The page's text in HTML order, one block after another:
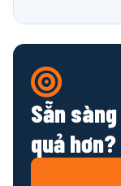
Sẵn
quả hơn?